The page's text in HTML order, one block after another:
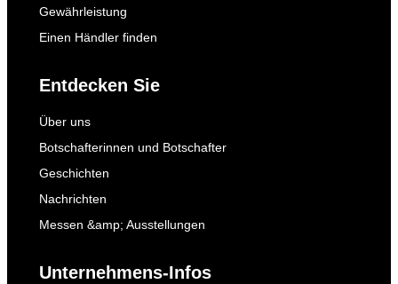
Gewährleistung
Einen Händler finden
Entdecken Sie
Über uns
Botschafterinnen und Botschafter
Geschichten
Nachrichten
Messen &amp; Ausstellungen
Unternehmens-Infos